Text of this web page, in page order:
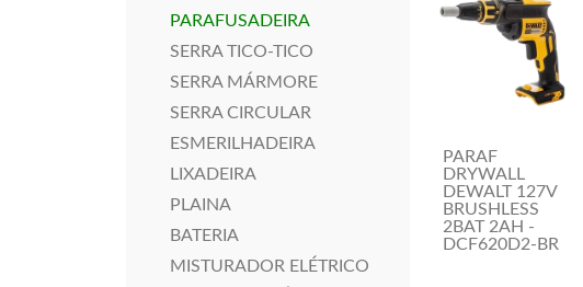
PARAFUSADEIRA
SERRA TICO-TICO
SERRA MÁRMORE
SERRA CIRCULAR
ESMERILHADEIRA
LIXADEIRA
PLAINA
BATERIA
MISTURADOR ELÉTRICO
PARAF
DRYWALL
DEWALT 127V
BRUSHLESS
2BAT 2AH -
DCF620D2-BR